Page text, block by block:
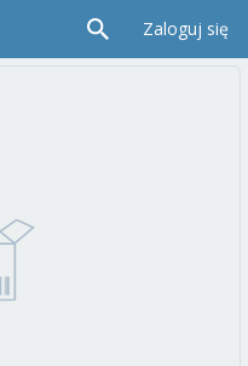
Zaloguj się